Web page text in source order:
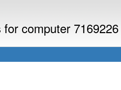
computer 7169226